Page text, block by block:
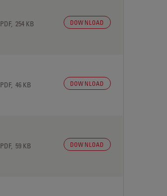
PDF, 254 KB DOWNLOAD
PDF, 46 KB DOWNLOAD
PDF, 59 KB DOWNLOAD